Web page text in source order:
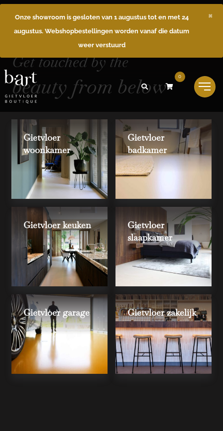
Onze showroom is gesloten van 1 augustus tot en met 24
augustus. Webshopbestellingen worden vanaf die datum
weer verstuurd
×
0
Get touched by the
beauty from below
Gietvloer
woonkamer
Gietvloer
badkamer
Gietvloer keuken
Gietvloer
slaapkamer
Gietvloer garage Gietvloer zakelijk